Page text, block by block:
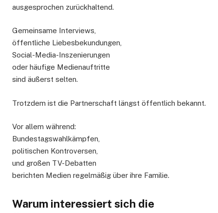
ausgesprochen zurückhaltend.
Gemeinsame Interviews,
öffentliche Liebesbekundungen,
Social-Media-Inszenierungen
oder häufige Medienauftritte
sind äußerst selten.
Trotzdem ist die Partnerschaft längst öffentlich bekannt.
Vor allem während:
Bundestagswahlkämpfen,
politischen Kontroversen,
und großen TV-Debatten
berichten Medien regelmäßig über ihre Familie.
Warum interessiert sich die